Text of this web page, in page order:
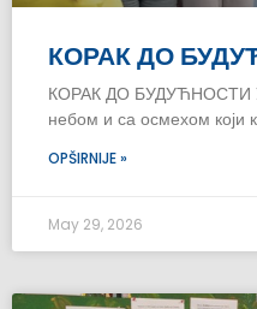
КОРАК ДО
КОРАК ДО БУДУЋНОСТИ У
небом и са осмехом који
OPŠIRNIJE »
May 29, 2026